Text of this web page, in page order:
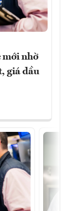
mới nhờ
giá dầu